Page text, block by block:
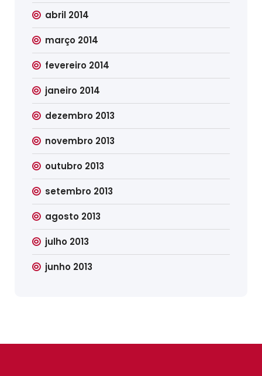
abril 2014
março 2014
fevereiro 2014
janeiro 2014
dezembro 2013
novembro 2013
outubro 2013
setembro 2013
agosto 2013
julho 2013
junho 2013